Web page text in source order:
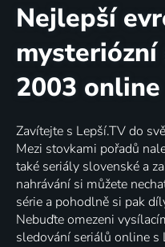
Nejlepší
2003 online
Zavítejte s Lepší.TV do
Mezi stovkami pořadů
také seriály slovenské a
nahrávání si můžete
série a pohodlně si pak
Nebuďte omezeni
sledování seriálů online s